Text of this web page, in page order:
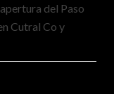
del Paso
Cutral Co y